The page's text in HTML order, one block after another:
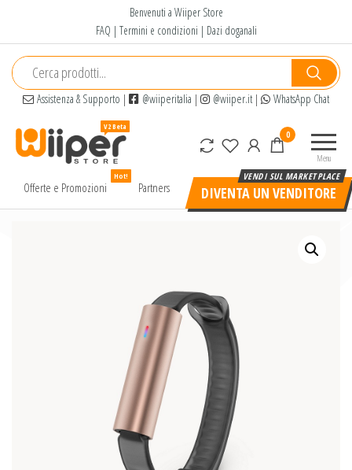
contenuto
Benvenuti a Wiiper Store
FAQ | Termini e condizioni | Dazi doganali
Assistenza & Supporto | @wiiperitalia | @wiiper.it| WhatsApp Chat
alta
Menu
0
Offerte e Promozioni
Hot!
Partners DIVENTA UN VENDITORE